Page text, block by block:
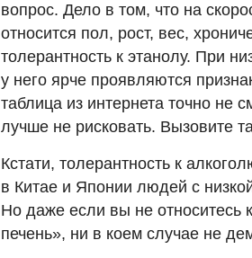
вопрос. Дело в том, что на
относится пол, рост, вес,
толерантность к этанолу. При
у него ярче проявляются
таблица из интернета точно не
лучше не рисковать. Вызовите
Кстати, толерантность к
в Китае и Японии людей с
Но даже если вы не относитесь
печень», ни в коем случае не